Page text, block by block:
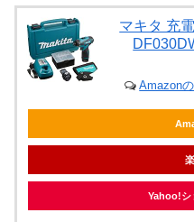
マキタ 充
Amazon
Yahoo!シ